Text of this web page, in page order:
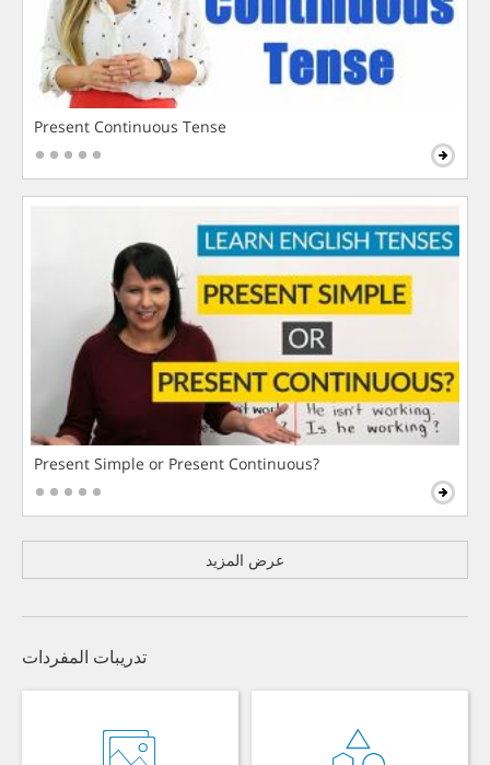
Present Continuous Tense
Present Simple or Present Continuous?
عرض المزيد
تدريبات المفردات